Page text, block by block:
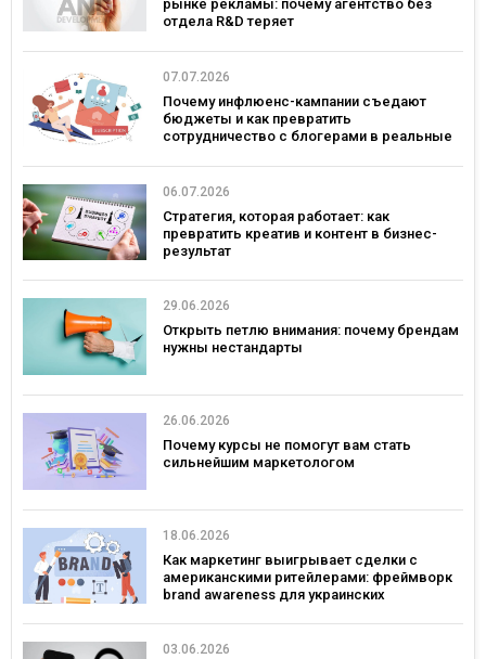
рынке рекламы: почему агентство без
отдела R&D теряет
07.07.2026
Почему инфлюенс-кампании съедают
бюджеты и как превратить
сотрудничество с блогерами в реальные
06.07.2026
Стратегия, которая работает: как
превратить креатив и контент в бизнес-
результат
29.06.2026
Открыть петлю внимания: почему брендам
нужны нестандарты
26.06.2026
Почему курсы не помогут вам стать
сильнейшим маркетологом
18.06.2026
Как маркетинг выигрывает сделки с
американскими ритейлерами: фреймворк
brand awareness для украинских
03.06.2026